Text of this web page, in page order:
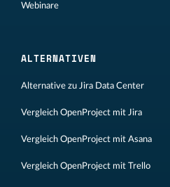
Webinare
ALTERNATIVEN
Alternative zu Jira Data Center
Vergleich OpenProject mit Jira
Vergleich OpenProject mit Asana
Vergleich OpenProject mit Trello